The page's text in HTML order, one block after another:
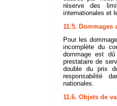
réserve des
internationales et
11.5. Dommages
Pour les
incomplète du
dommage est
prestataire de
double du prix
responsabilité
nationales.
11.6. Objets de